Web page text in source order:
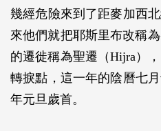
幾經危險來到了距麥加西
來他們就把耶斯里布改稱
的遷徙稱為聖遷（Hijra）
轉捩點，這一年的陰曆七
年元旦歲首。